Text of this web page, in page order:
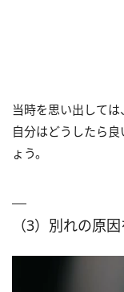
当時を思い出して
自分はどうしたら
ょう。
（3）別れの原